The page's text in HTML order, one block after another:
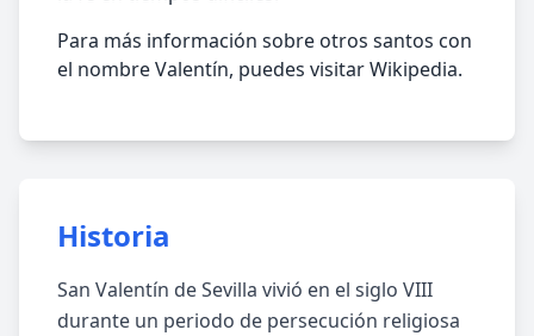
Para más información sobre otros santos con
el nombre Valentín, puedes visitar Wikipedia.
Historia
San Valentín de Sevilla vivió en el siglo VIII
durante un periodo de persecución religiosa